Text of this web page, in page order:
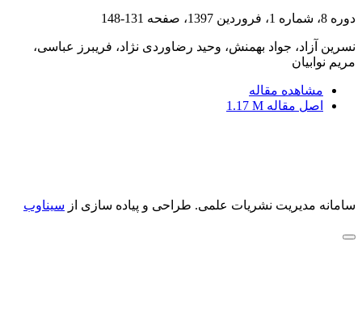
دوره 8، شماره 1، فروردین 1397، صفحه 131-148
نسرین آزاد، جواد بهمنش، وحید رضاوردی نژاد، فریبرز عباسی،
مریم نوابیان
مشاهده مقاله
اصل مقاله 1.17 M
سامانه مدیریت نشریات علمی. طراحی و پیاده سازی از سیناوب